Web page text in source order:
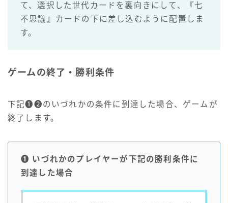
て、選択した世代カードを裏向きにして、『七
不思議』カードの下に差し込むように配置しま
す。
ゲームの終了・勝利条件
下記❶❷のいづれかの条件に到達した場合、ゲームが
終了します。
❶ いづれかのプレイヤーが下記の勝利条件に
到達した場合